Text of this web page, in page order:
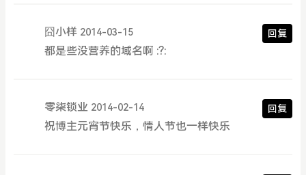
囧小样 2014-03-15 回复
都是些没营养的域名啊 :?:
零柒锁业 2014-02-14 回复
祝博主元宵节快乐，情人节也一样快乐